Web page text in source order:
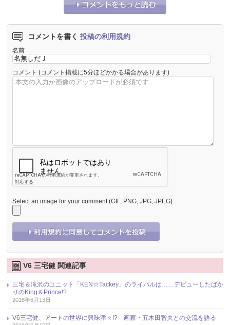
コメントを書く 投稿の利用規約
名前
コメント (コメント掲載に5分ほどかかる場合があります)
Select an image for your comment (GIF, PNG, JPG, JPEG):
V6 三宅健 関連記事
三宅＆滝沢のユニット「KEN☆Tackey」のライバルは……デビューしたばか
りのKing＆Prince!?
2018年6月13日
V6三宅健、アートの世界に興味津々!? 画家・五木田智央との交流を語る